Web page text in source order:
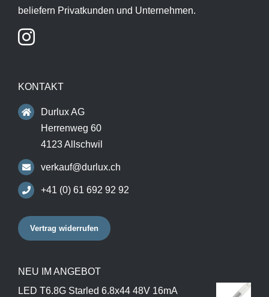
beliefern Privatkunden und Unternehmen.
KONTAKT
Durlux AG
Herrenweg 60
4123 Allschwil
verkauf@durlux.ch
+41 (0) 61 692 92 92
Vertrag widerrufen
NEU IM ANGEBOT
LED T6.8G Starled 6.8x44 48V 16mA